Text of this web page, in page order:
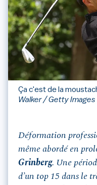
Ça c'est de la
Walker / Getty Images
Déformation
même abordé en
Grinberg. Une
d’un top 15 dans le